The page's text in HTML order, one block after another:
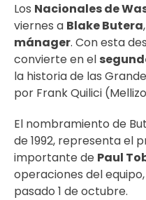
Los Nacionales de
viernes a Blake Butera
mánager. Con esta
convierte en el
la historia de las
por Frank Quilici
El nombramiento de
de 1992, representa el
importante de Paul
operaciones del
pasado 1 de octubre.